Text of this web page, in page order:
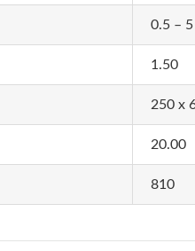
0.5 – 5
1.50
250 x
20.00
810